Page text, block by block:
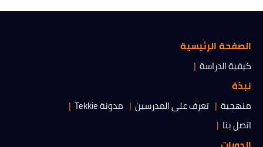
الصفحة الرئيسية
كيفية الدراسة
نبذة
منهجية تعرف على المدرسين
مدونة Tekkie
اتصل بنا